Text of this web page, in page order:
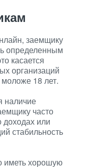
заемщику
определенным
касается
организаций
18 лет.
наличие
часто
доходах или
стабильность
иметь хорошую